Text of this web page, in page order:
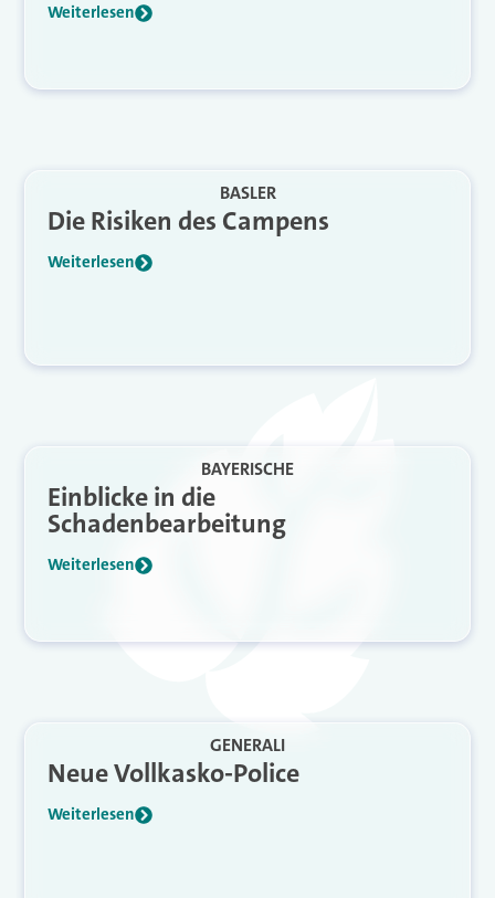
Weiterlesen
BASLER
Die Risiken des Campens
Weiterlesen
BAYERISCHE
Einblicke in die
Schadenbearbeitung
Weiterlesen
GENERALI
Neue Vollkasko-Police
Weiterlesen